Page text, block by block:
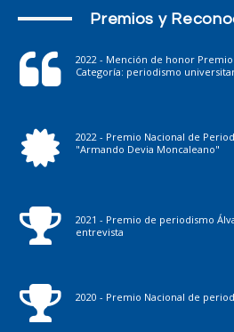
Premios y
2022 - Mención de honor
Categoría: periodismo
2022 - Premio Nacional de
"Armando Devia Moncaleano"
2021 - Premio de periodismo
entrevista
2020 - Premio Nacional de